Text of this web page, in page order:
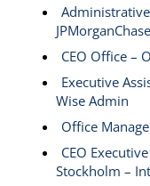
JPMorganChase
CEO Office –
Executive
Wise Admin
Office
CEO
Stockholm –